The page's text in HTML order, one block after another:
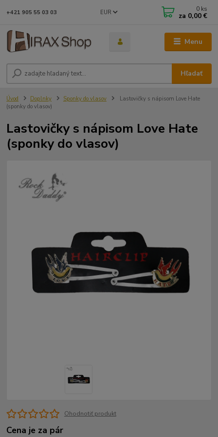
Menu
EUR
Hľadať
+421 905 55 03 03 0 ks
za 0,00 €
Úvod Doplnky Sponky do vlasov
Lastovičky s nápisom Love Hate
(sponky do vlasov)
Lastovičky s nápisom Love Hate
(sponky do vlasov)
Ohodnotiť produkt
Cena je za pár